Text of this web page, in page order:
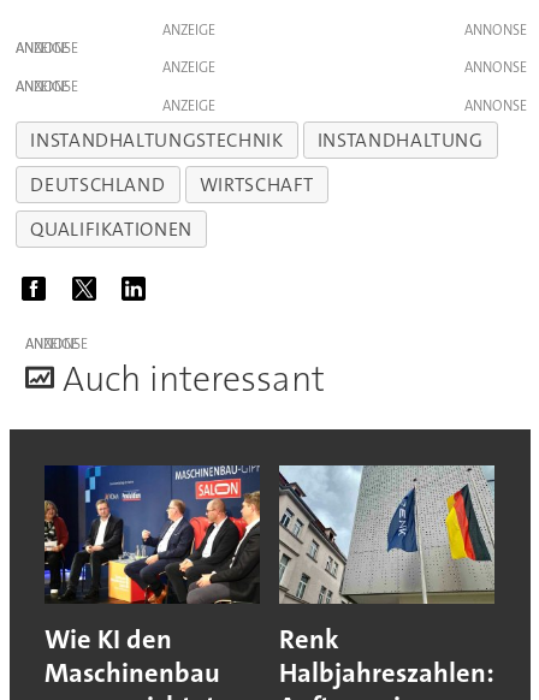
ANZEIGE
ANZEIGE
ANZEIGE
ANZEIGE
ANZEIGE
INSTANDHALTUNGSTECHNIK
INSTANDHALTUNG
DEUTSCHLAND
WIRTSCHAFT
QUALIFIKATIONEN
ANZEIGE
Auch interessant
Wie KI den
Maschinenbau
Renk
Halbjahreszahlen: